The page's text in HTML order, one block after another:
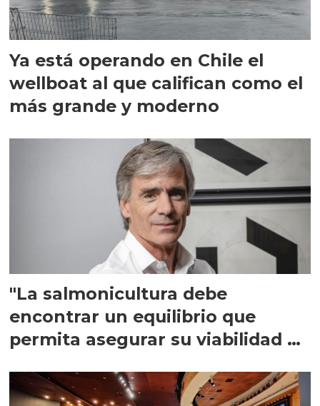
Ya está operando en Chile el
wellboat al que califican como el
más grande y moderno
"La salmonicultura debe
encontrar un equilibrio que
permita asegurar su viabilidad de